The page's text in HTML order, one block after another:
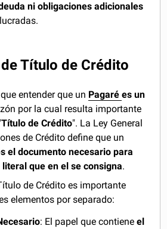
ni obligaciones adicionales
Título de Crédito
entender que un Pagarées un
por la cual resulta importante
Título de Crédito". La Ley General
de Crédito define que un
el documento necesario para
que en el se consigna.
de Crédito es importante
elementos por separado:
ecesario: El papel que contieneel